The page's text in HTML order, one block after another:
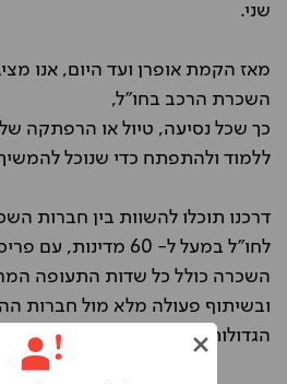
שני.
מאז הקמת אופרן ועד היום, אנו
השכרת הרכב בחו"ל,
כך שכל נסיעה, טיול או הרפתקה
ללמוד ולהתפתח כדי שנוכל להמשיך
דרכנו תוכלו להשוות בין חברות
לחו"ל במעל ל- 60
השכרה כולל כל שדות התעופה
ובשיתוף פעולה מלא מול חברות
הגדולות בעולם וספקים מקומיים